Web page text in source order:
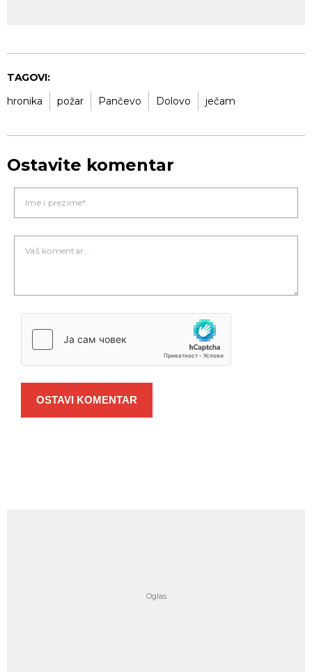
TAGOVI:
hronika
požar Pančevo Dolovo ječam
Ostavite komentar
OSTAVI KOMENTAR